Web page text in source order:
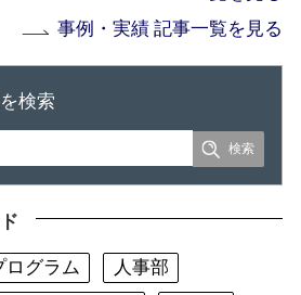
事例・実績 記事一覧を見る
検索
ログラム
人事部